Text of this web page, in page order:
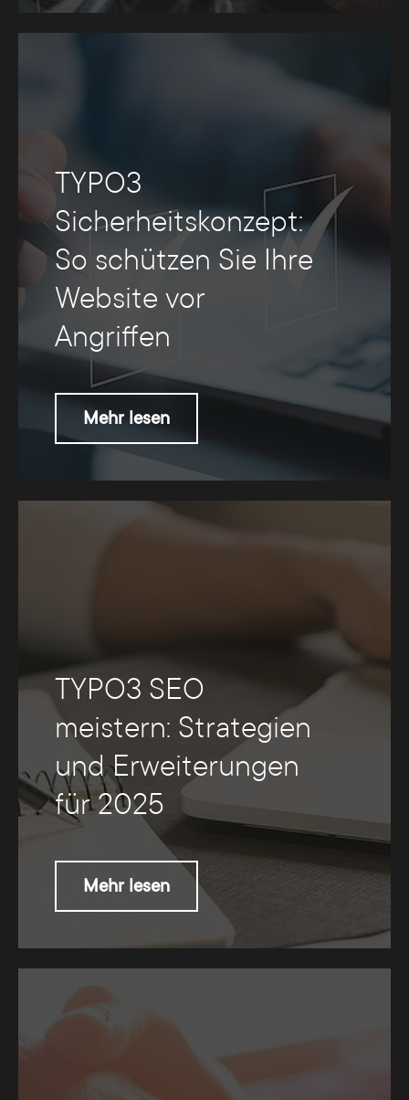
TYPO3
Sicherheitskonzept:
So schützen Sie Ihre
Website vor
Angriffen
Mehr lesen
TYPO3 SEO
meistern: Strategien
und Erweiterungen
für 2025
Mehr lesen